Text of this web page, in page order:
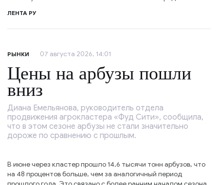
ЛЕНТА РУ
РЫНКИ 07 августа 2026, 14:01
Цены на арбузы пошли
вниз
Диана Емельянова, руководитель отдела
продвижения агрокластера «Фуд Сити», сообщила,
что в этом сезоне арбузы не стали значительно
дороже по сравнению с прошлым.
В июне через кластер прошло 14,6 тысячи тонн арбузов, что
на 48 процентов больше, чем за аналогичный период